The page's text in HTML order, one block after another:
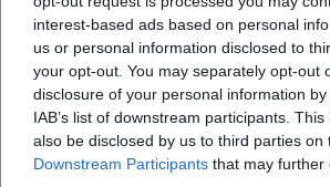
interest-based ads based on personal
us or personal information disclosed to
your opt-out. You may separately opt-out
disclosure of your personal information
IAB’s list of downstream participants.
also be disclosed by us to third parties on
Downstream Participants that may further
das aus Mise-en-Place, Service-Flow
eine Performance formt. Das erklärt
Ergebnisse – und die Souveränität, mit
Formaten Leistung abruft.
Kultureller Einfluss: Fernsehen, Region,
Über The Taste, BR-Formate und Live-
Herrmann die Wahrnehmung von